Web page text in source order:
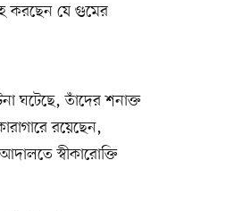
করছেন যে গুমের
ঘটেছে, তাঁদের শনাক্ত
রয়েছেন,
স্বীকারোক্তি